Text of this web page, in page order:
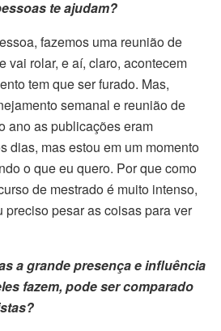
te ajudam?
fazemos uma reunião de
vai rolar, e aí, claro, acontecem
tem que ser furado. Mas,
semanal e reunião de
ano as publicações eram
dias, mas estou em um momento
o que eu quero. Por que como
de mestrado é muito intenso,
preciso pesar as coisas para ver
a grande presença e influência
fazem, pode ser comparado